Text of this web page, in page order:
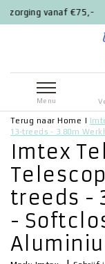
Menu
Terug naar Home |
13-treeds - 3.80m
Imtex
treeds -
-